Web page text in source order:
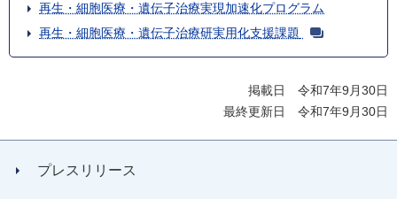
再生・細胞医療・遺伝子治療実現加速化プログラム
再生・細胞医療・遺伝子治療研実用化支援課題
掲載日 令和7年9月30日
最終更新日 令和7年9月30日
プレスリリース